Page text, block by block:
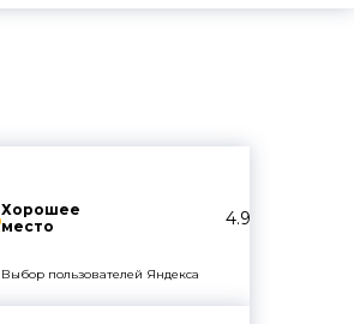
Хорошее
место
4.9
Выбор пользователей Яндекса